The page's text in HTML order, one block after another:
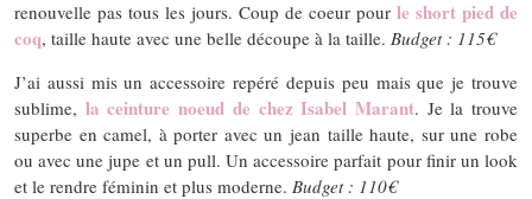
renouvelle pas tous les jours. Coup de coeur pour le short pied de
coq, taille haute avec une belle découpe à la taille. Budget : 115€
J’ai aussi mis un accessoire repéré depuis peu mais que je trouve
sublime, la ceinture noeud de chez Isabel Marant. Je la trouve
superbe en camel, à porter avec un jean taille haute, sur une robe
ou avec une jupe et un pull. Un accessoire parfait pour finir un look
et le rendre féminin et plus moderne. Budget : 110€